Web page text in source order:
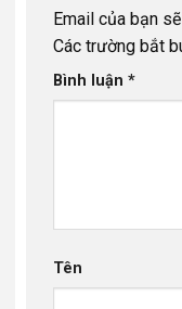
Email của bạn
Các trường bắt
Bình luận *
Tên